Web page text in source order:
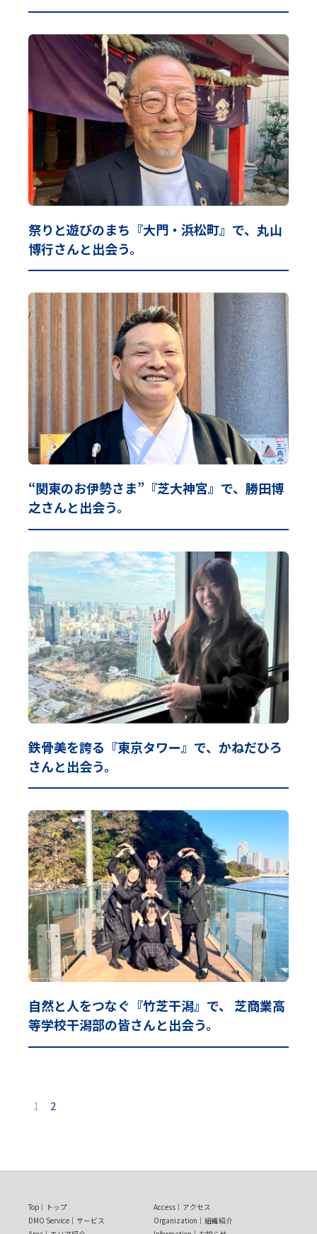
祭りと遊びのまち『大門・浜松町』で、丸山
博行さんと出会う。
“関東のお伊勢さま”『芝大神宮』で、勝田博
之さんと出会う。
鉄骨美を誇る『東京タワー』で、かねだひろ
さんと出会う。
自然と人をつなぐ『竹芝干潟』で、 芝商業高
等学校干潟部の皆さんと出会う。
1 2
Top
トップ
DMO Service
サービス
Access
アクセス
Organization
組織紹介